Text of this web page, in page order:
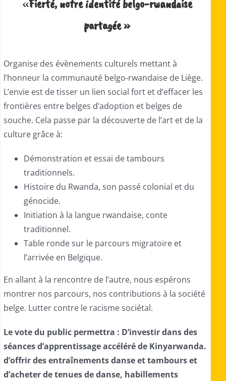
«Fierté, notre identité belgo-rwandaise
partagée »
Organise des évènements culturels mettant à
l’honneur la communauté belgo-rwandaise de Liège.
L’envie est de tisser un lien social fort et d’effacer les
frontières entre belges d’adoption et belges de
souche. Cela passe par la découverte de l’art et de la
culture grâce à:
Démonstration et essai de tambours
traditionnels.
Histoire du Rwanda, son passé colonial et du
génocide.
Initiation à la langue rwandaise, conte
traditionnel.
Table ronde sur le parcours migratoire et
l’arrivée en Belgique.
En allant à la rencontre de l’autre, nous espérons
montrer nos parcours, nos contributions à la société
belge. Lutter contre le racisme sociétal.
Le vote du public permettra : D’investir dans des
séances d’apprentissage accéléré de Kinyarwanda.
d’offrir des entraînements danse et tambours et
d’acheterde tenues de danse, habillements